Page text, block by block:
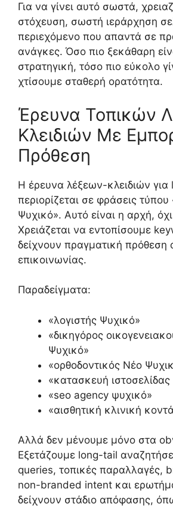
Για να γίνει αυτό σωστά,
στόχευση, σωστή ιεράρχηση
περιεχόμενο που απαντά σε
ανάγκες. Όσο πιο ξεκάθαρη
στρατηγική, τόσο πιο εύκολο
χτίσουμε σταθερή ορατότητα.
Έρευνα Τοπικών
Κλειδιών Με
Πρόθεση
Η έρευνα λέξεων-κλειδιών για
περιορίζεται σε φράσεις
Ψυχικό». Αυτό είναι η αρχή,
Χρειάζεται να εντοπίσουμε
δείχνουν πραγματική πρόθεση
επικοινωνίας.
Παραδείγματα:
«λογιστής Ψυχικό»
«δικηγόρος
Ψυχικό»
«ορθοδοντικός Νέο
«κατασκευή
«seo agency ψυχικό»
«αισθητική κλινική
Αλλά δεν μένουμε μόνο στα
Εξετάζουμε long-tail
queries, τοπικές παραλλαγές,
non-branded intent και
δείχνουν στάδιο απόφασης,